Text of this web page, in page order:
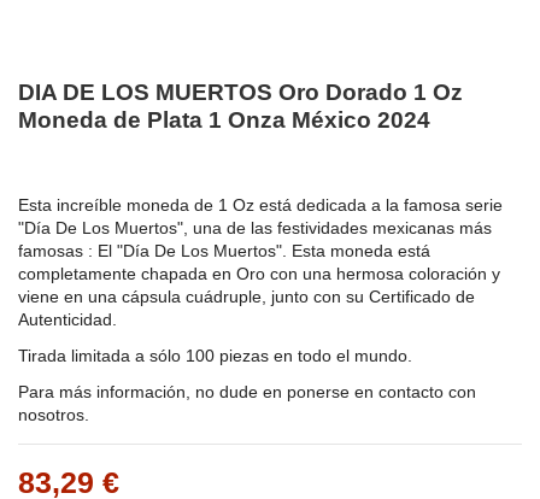
DIA DE LOS MUERTOS Oro Dorado 1 Oz
Moneda de Plata 1 Onza México 2024
Esta increíble moneda de 1 Oz está dedicada a la famosa serie
"Día De Los Muertos", una de las festividades mexicanas más
famosas : El "Día De Los Muertos". Esta moneda está
completamente chapada en Oro con una hermosa coloración y
viene en una cápsula cuádruple, junto con su Certificado de
Autenticidad.
Tirada limitada a sólo 100 piezas en todo el mundo.
Para más información, no dude en ponerse en contacto con
nosotros.
83,29 €